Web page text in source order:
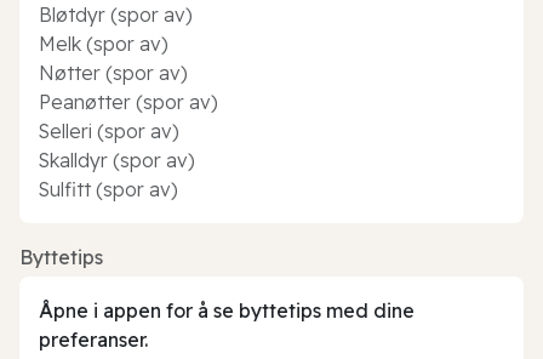
Bløtdyr (spor av)
Melk (spor av)
Nøtter (spor av)
Peanøtter (spor av)
Selleri (spor av)
Skalldyr (spor av)
Sulfitt (spor av)
Byttetips
Åpne i appen for å se byttetips med dine
preferanser.